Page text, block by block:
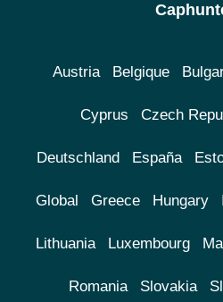
Austria Belgique
Cyprus Czech
Deutschland España
Global Greece Hungary
Lithuania Luxembourg
Romania Slovakia